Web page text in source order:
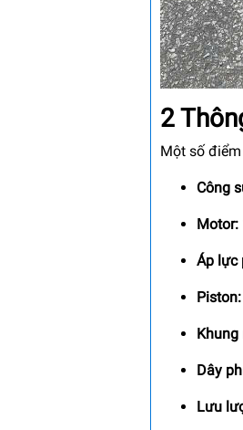
2
Một số
Công
Motor:
Áp lực
Piston:
Dây
Lưu